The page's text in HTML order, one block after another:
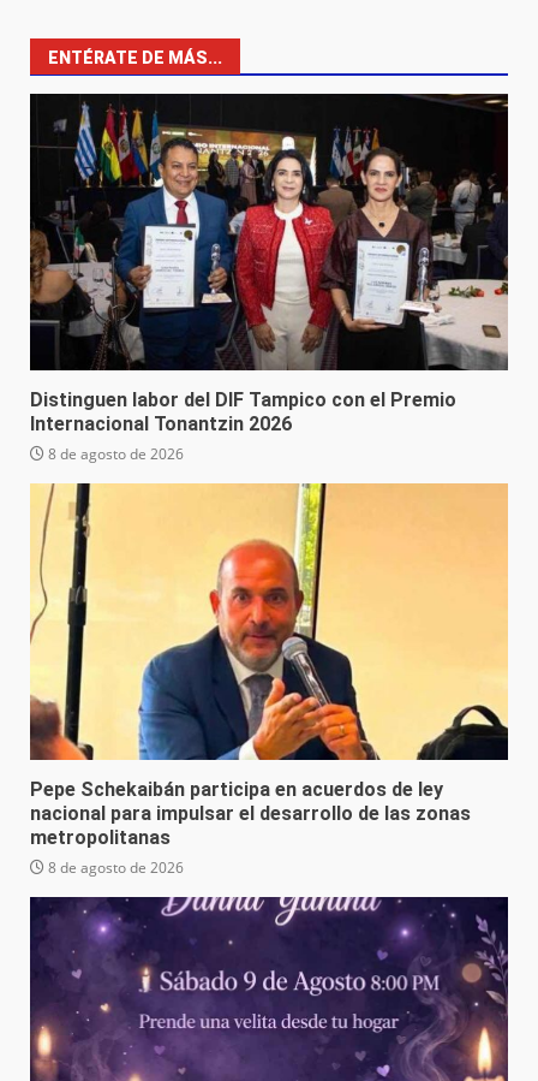
ENTÉRATE DE MÁS...
Distinguen labor del DIF Tampico con el Premio
Internacional Tonantzin 2026
8 de agosto de 2026
Pepe Schekaibán participa en acuerdos de ley
nacional para impulsar el desarrollo de las zonas
metropolitanas
8 de agosto de 2026